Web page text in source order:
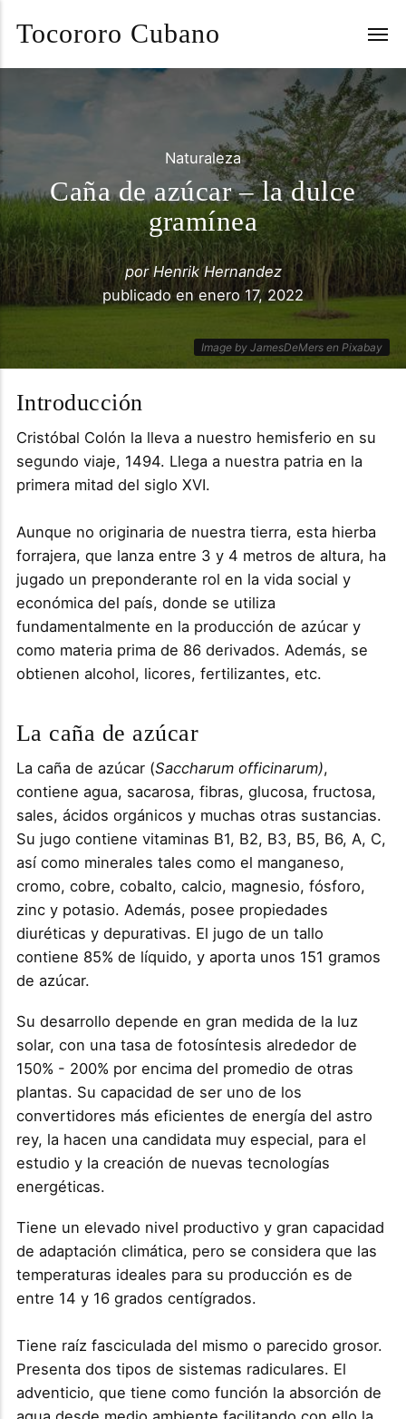
Tocororo Cubano
Naturaleza
Caña de azúcar – la dulce
gramínea
porHenrik Hernandez
publicado enenero 17, 2022
Image by JamesDeMers en Pixabay
Introducción
Cristóbal Colón la lleva a nuestro hemisferio en su
segundo viaje, 1494. Llega a nuestra patria en la
primera mitad del siglo XVI.
Aunque no originaria de nuestra tierra, esta hierba
forrajera, que lanza entre 3 y 4 metros de altura, ha
jugado un preponderante rol en la vida social y
económica del país, donde se utiliza
fundamentalmente en la producción de azúcar y
como materia prima de 86 derivados. Además, se
obtienen alcohol, licores, fertilizantes, etc.
La caña de azúcar
La caña de azúcar (Saccharum officinarum),
contiene agua, sacarosa, fibras, glucosa, fructosa,
sales, ácidos orgánicos y muchas otras sustancias.
Su jugo contiene vitaminas B1, B2, B3, B5, B6, A, C,
así como minerales tales como el manganeso,
cromo, cobre, cobalto, calcio, magnesio, fósforo,
zinc y potasio. Además, posee propiedades
diuréticas y depurativas. El jugo de un tallo
contiene 85% de líquido, y aporta unos 151 gramos
de azúcar.
Su desarrollo depende en gran medida de la luz
solar, con una tasa de fotosíntesis alrededor de
150% - 200% por encima del promedio de otras
plantas. Su capacidad de ser uno de los
convertidores más eficientes de energía del astro
rey, la hacen una candidata muy especial, para el
estudio y la creación de nuevas tecnologías
energéticas.
Tiene un elevado nivel productivo y gran capacidad
de adaptación climática, pero se considera que las
temperaturas ideales para su producción es de
entre 14 y 16 grados centígrados.
Tiene raíz fasciculada del mismo o parecido grosor.
Presenta dos tipos de sistemas radiculares. El
adventicio, que tiene como función la absorción de